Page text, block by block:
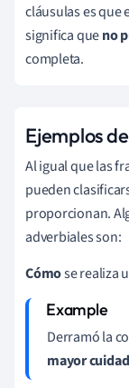
cláusulas es que
significa queno
completa.
Ejemplos
Al igual que las
pueden
proporcionan.
adverbiales son:
Cómose realiza
Derramó la
mayor